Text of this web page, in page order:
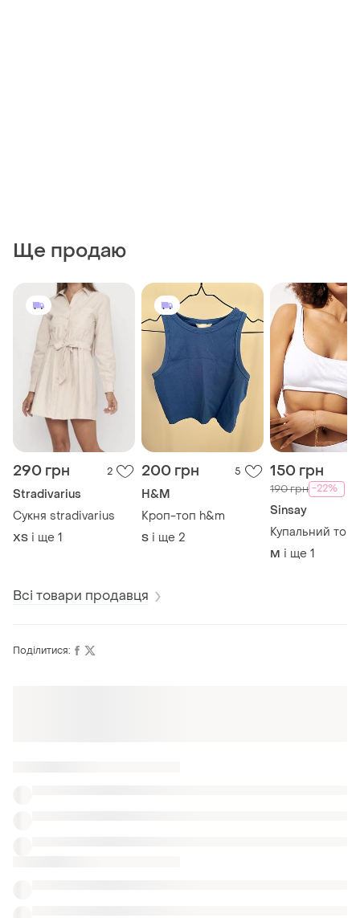
Ще продаю
290 грн 2
Stradivarius
Сукня stradivarius
ХS і ще 1
200 грн 5
H&M
Кроп-топ h&m
S і ще 2
150 грн
190 грн -22%
Sinsay
Купальний топ
M і ще 1
Всі товари продавця
Поділитися: